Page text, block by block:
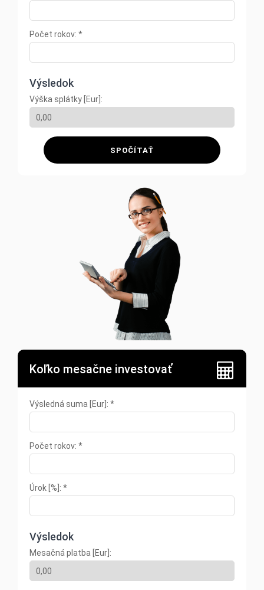
Počet rokov: *
Výsledok
Výška splátky [Eur]:
SPOČÍTAŤ
Koľko mesačne investovať
Výsledná suma [Eur]: *
Počet rokov: *
Úrok [%]: *
Výsledok
Mesačná platba [Eur]: